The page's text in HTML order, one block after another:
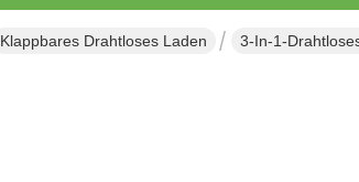
Klappbares Drahtloses Laden 3-In-1-